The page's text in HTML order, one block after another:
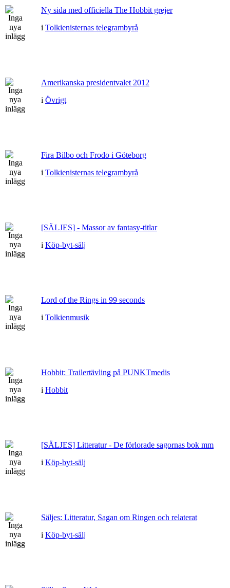
Ny sida med officiella The Hobbit grejer
i Tolkienisternas telegrambyrå
Amerikanska presidentvalet 2012
i Övrigt
Fira Bilbo och Frodo i Göteborg
i Tolkienisternas telegrambyrå
[SÄLJES] - Massor av fantasy-titlar
i Köp-byt-sälj
Lord of the Rings in 99 seconds
i Tolkienmusik
Hobbit: Trailertävling på PUNKTmedis
i Hobbit
[SÄLJES] Litteratur - De förlorade sagornas bok mm
i Köp-byt-sälj
Säljes: Litteratur, Sagan om Ringen och relaterat
i Köp-byt-sälj